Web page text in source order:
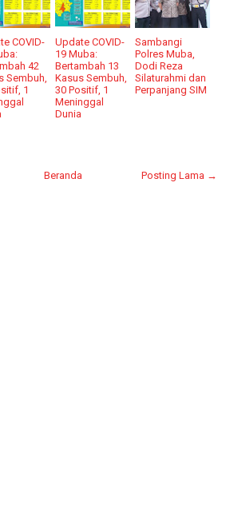
COVID-
42
Sembuh,
1
Update COVID-
19 Muba:
Bertambah 13
Kasus Sembuh,
30 Positif, 1
Meninggal
Dunia
Sambangi
Polres Muba,
Dodi Reza
Silaturahmi dan
Perpanjang SIM
Posting Lama →
Beranda